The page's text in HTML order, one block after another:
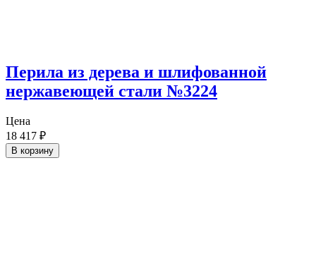
Перила из дерева и шлифованной
нержавеющей стали №3224
Цена
18 417 ₽
В корзину